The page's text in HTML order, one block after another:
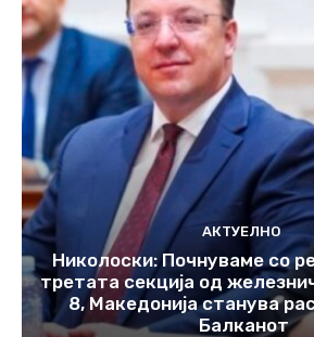
АКТУЕЛНО
Николоски: Почнуваме со
третата секција од
8, Македонија станува
Балканот